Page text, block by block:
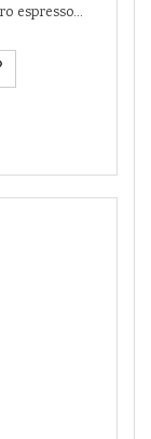
espresso...